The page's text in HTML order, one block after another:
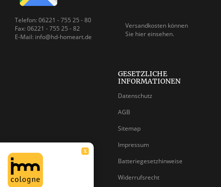
X
Telefon: 06221 - 755 25 - 80
Fax: 06221 - 755 25 - 82
E-Mail: info@hd-homeart.de
Versandkosten können
Sie hier einsehen.
GESETZLICHE
INFORMATIONEN
Datenschutz
AGB
Sitemap
Impressum
Batteriegesetzhinweise
Widerrufsrecht